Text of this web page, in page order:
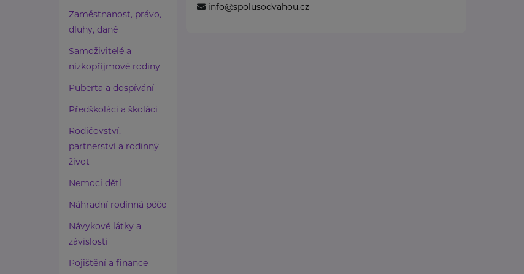
Zaměstnanost, právo,
dluhy, daně
Samoživitelé a
nízkopříjmové rodiny
Puberta a dospívání
Předškoláci a školáci
Rodičovství,
partnerství a rodinný
život
Nemoci dětí
Náhradní rodinná péče
Návykové látky a
závislosti
Pojištění a finance
info@spolusodvahou.cz